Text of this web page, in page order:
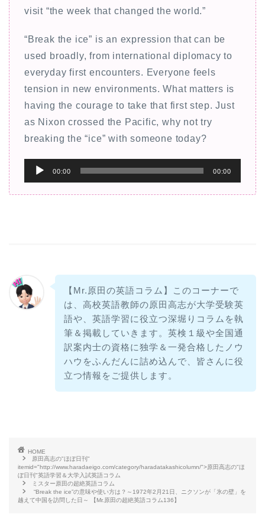
visit “the week that changed the world.”
“Break the ice” is an expression that can be
used broadly, from international diplomacy to
everyday first encounters. Everyone feels
tension in new environments. What matters is
having the courage to take that first step. Just
as Nixon crossed the Pacific, why not try
breaking the “ice” with someone today?
声
00:00 00:00
【Mr.原田の英語コラム】このコーナーで
は、高校英語教師の原田高志が大学受験英
語や、英語学習に役立つ深堀りコラムを執
筆＆掲載していきます。英検１級や全国通
訳案内士の資格に独学＆一発合格したノウ
ハウをふんだんに詰め込んで、皆さんに役
立つ情報をご提供します。
HOME
原田高志の"ほぼ日刊"
itemid="http://www.haradaeigo.com/category/haradatakashicolumn/">原田高志の"ほ
ぼ日刊"英語学習＆大学入試英語コラム
ミスター原田の超絶英語コラム
“Break the ice”の意味や使い方は？～1972年2月21日、ニクソンが「氷の壁」を
越えて中国を訪問した日～ 【Mr.原田の超絶英語コラム136】